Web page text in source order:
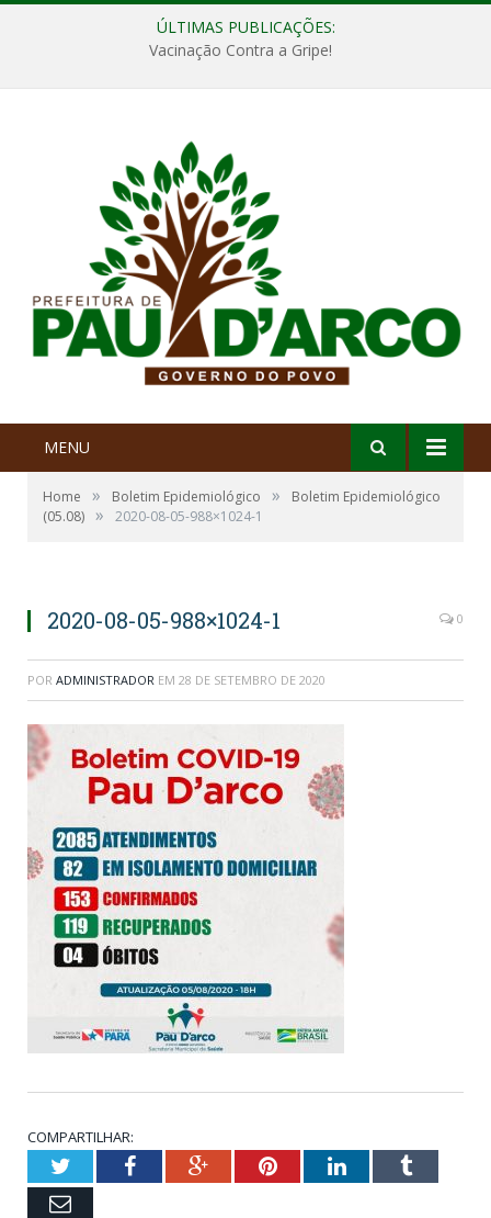
ÚLTIMAS PUBLICAÇÕES:
Vacinação Contra a Gripe!
MENU
Home » Boletim Epidemiológico »
Boletim Epidemiológico
(05.08) » 2020-08-05-988×1024-1
2020-08-05-988×1024-1 0
POR ADMINISTRADOR EM 28 DE SETEMBRO DE 2020
COMPARTILHAR:
TwitterFacebookGoogle+PinterestLinkedInTumblr
Email